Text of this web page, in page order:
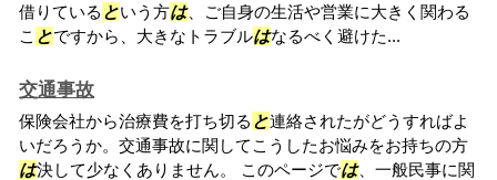
借りている という方は、ご自身の生活や営業に大きく関わる
こ とですから、大きなトラブルはなるべく避けた...
交通事故
保険会社から治療費を打ち切る と連絡されたがどうすればよ
いだろうか。交通事故に関してこうしたお悩みをお持ちの方
は決して少なくありません。 このページでは、一般民事に関